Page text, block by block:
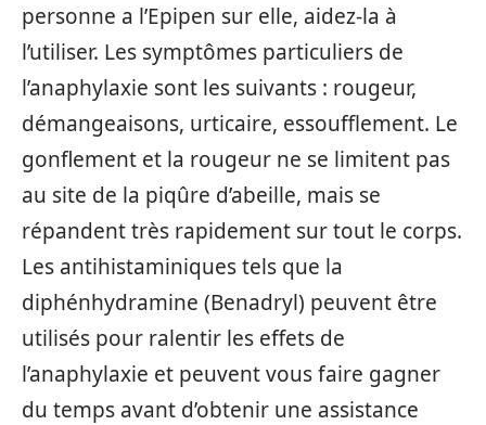
personne a l’Epipen sur elle, aidez-la à
l’utiliser. Les symptômes particuliers de
l’anaphylaxie sont les suivants : rougeur,
démangeaisons, urticaire, essoufflement. Le
gonflement et la rougeur ne se limitent pas
au site de la piqûre d’abeille, mais se
répandent très rapidement sur tout le corps.
Les antihistaminiques tels que la
diphénhydramine (Benadryl) peuvent être
utilisés pour ralentir les effets de
l’anaphylaxie et peuvent vous faire gagner
du temps avant d’obtenir une assistance